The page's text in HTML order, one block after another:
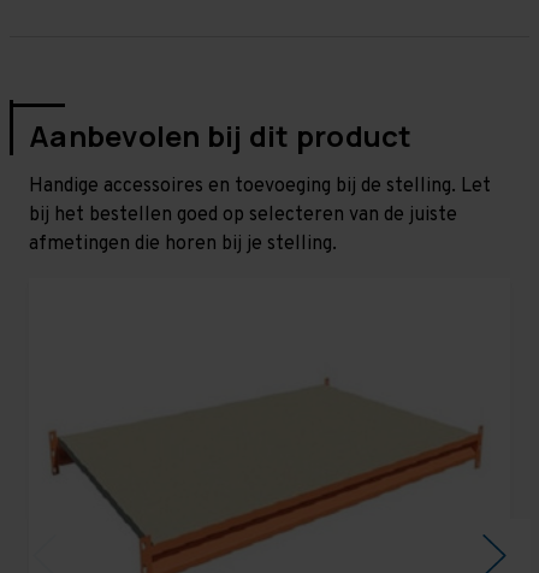
Aanbevolen bij dit product
Handige accessoires en toevoeging bij de stelling. Let
bij het bestellen goed op selecteren van de juiste
afmetingen die horen bij je stelling.